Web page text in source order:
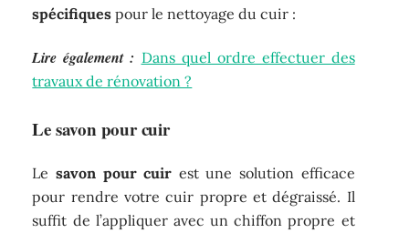
spécifiques pour le nettoyage du cuir :
Lire également : Dans quel ordre effectuer des
travaux de rénovation ?
Le savon pour cuir
Le savon pour cuir est une solution efficace
pour rendre votre cuir propre et dégraissé. Il
suffit de l’appliquer avec un chiffon propre et